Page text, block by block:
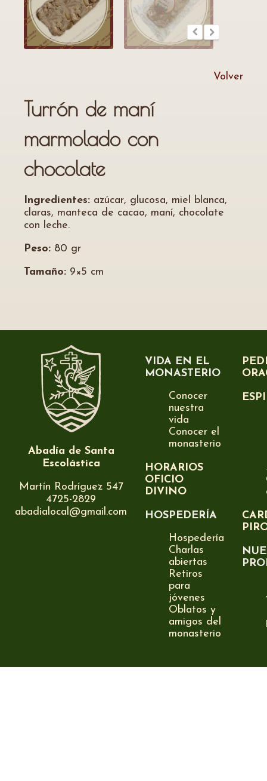
Volver
Turrón de maní
marmolado con
chocolate
Ingredientes: azúcar, glucosa, miel blanca,
claras, manteca de cacao, maní, chocolate
con leche.
Peso: 80 gr
Tamaño: 9×5 cm
Abadía de Santa
Escolástica
Martín Rodríguez 547
4725-2829
abadialocal@gmail.com
VIDA EN EL
MONASTERIO
Conocer
nuestra
vida
Conocer el
monasterio
HORARIOS
OFICIO
DIVINO
HOSPEDERÍA
Hospedería
Charlas
abiertas
Retiros
para
jóvenes
Oblatos y
amigos del
monasterio